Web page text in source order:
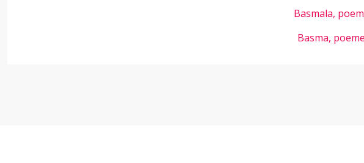
Basmala,
Basma,